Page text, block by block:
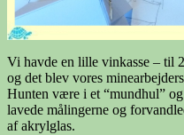
Vi havde en lille vinkasse – til
og det blev vores
Hunten være i et “mundhul”
lavede målingerne og
af akrylglas.